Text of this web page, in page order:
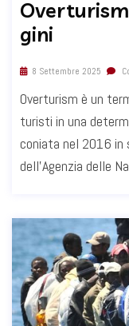
Overturism
gini
8 Settembre 2025
Overturism è un
turisti in una
coniata nel 2016 in
dell’Agenzia delle